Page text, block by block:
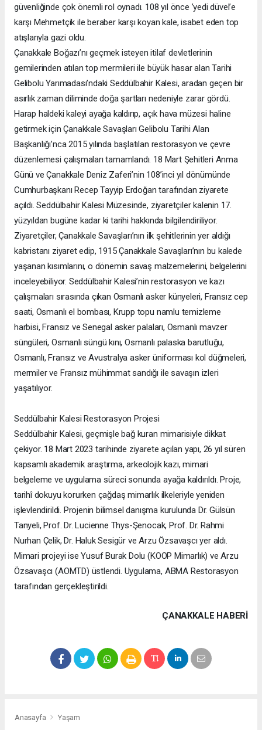
güvenliğinde çok önemli rol oynadı. 108 yıl önce ’yedi düvel’e
karşı Mehmetçik ile beraber karşı koyan kale, isabet eden top
atışlarıyla gazi oldu.
Çanakkale Boğazı’nı geçmek isteyen itilaf devletlerinin
gemilerinden atılan top mermileri ile büyük hasar alan Tarihi
Gelibolu Yarımadası’ndaki Seddülbahir Kalesi, aradan geçen bir
asırlık zaman diliminde doğa şartları nedeniyle zarar gördü.
Harap haldeki kaleyi ayağa kaldırıp, açık hava müzesi haline
getirmek için Çanakkale Savaşları Gelibolu Tarihi Alan
Başkanlığı’nca 2015 yılında başlatılan restorasyon ve çevre
düzenlemesi çalışmaları tamamlandı. 18 Mart Şehitleri Anma
Günü ve Çanakkale Deniz Zaferi’nin 108’inci yıl dönümünde
Cumhurbaşkanı Recep Tayyip Erdoğan tarafından ziyarete
açıldı. Seddülbahir Kalesi Müzesinde, ziyaretçiler kalenin 17.
yüzyıldan bugüne kadar ki tarihi hakkında bilgilendiriliyor.
Ziyaretçiler, Çanakkale Savaşları’nın ilk şehitlerinin yer aldığı
kabristanı ziyaret edip, 1915 Çanakkale Savaşları’nın bu kalede
yaşanan kısımlarını, o dönemin savaş malzemelerini, belgelerini
inceleyebiliyor. Seddülbahir Kalesi’nin restorasyon ve kazı
çalışmaları sırasında çıkan Osmanlı asker künyeleri, Fransız cep
saati, Osmanlı el bombası, Krupp topu namlu temizleme
harbisi, Fransız ve Senegal asker palaları, Osmanlı mavzer
süngüleri, Osmanlı süngü kını, Osmanlı palaska barutluğu,
Osmanlı, Fransız ve Avustralya asker üniforması kol düğmeleri,
mermiler ve Fransız mühimmat sandığı ile savaşın izleri
yaşatılıyor.
Seddülbahir Kalesi Restorasyon Projesi
Seddülbahir Kalesi, geçmişle bağ kuran mimarisiyle dikkat
çekiyor. 18 Mart 2023 tarihinde ziyarete açılan yapı, 26 yıl süren
kapsamlı akademik araştırma, arkeolojik kazı, mimari
belgeleme ve uygulama süreci sonunda ayağa kaldırıldı. Proje,
tarihî dokuyu korurken çağdaş mimarlık ilkeleriyle yeniden
işlevlendirildi. Projenin bilimsel danışma kurulunda Dr. Gülsün
Tanyeli, Prof. Dr. Lucienne Thys-Şenocak, Prof. Dr. Rahmi
Nurhan Çelik, Dr. Haluk Sesigür ve Arzu Özsavaşcı yer aldı.
Mimari projeyi ise Yusuf Burak Dolu (KOOP Mimarlık) ve Arzu
Özsavaşcı (AOMTD) üstlendi. Uygulama, ABMA Restorasyon
tarafından gerçekleştirildi.
ÇANAKKALE HABERİ
Anasayfa Yaşam